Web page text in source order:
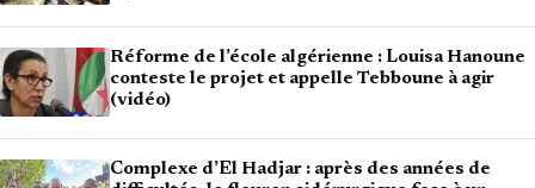
Réforme de l’école algérienne : Louisa Hanoune
conteste le projet et appelle Tebboune à agir
(vidéo)
Complexe d’El Hadjar : après des années de